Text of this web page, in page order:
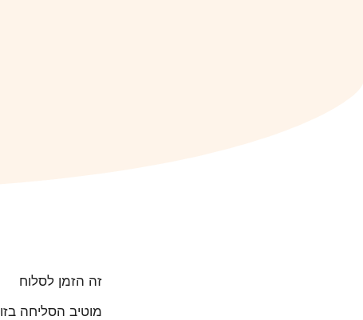
זה הזמן לסלוח
מוטיב הסליחה